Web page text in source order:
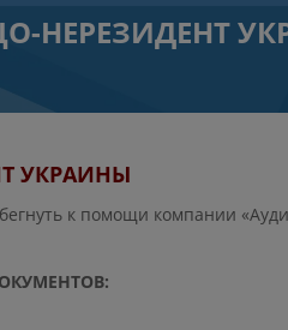
НЕРЕЗИДЕНТ
УКРАИНЫ
к помощи компании